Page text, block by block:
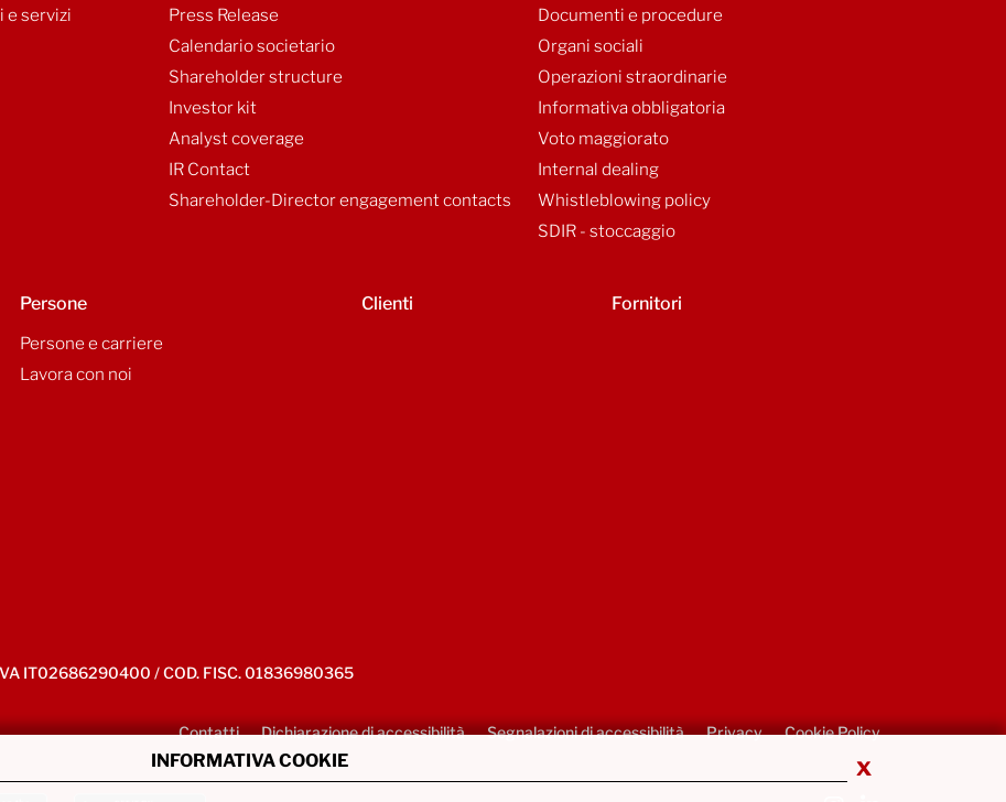
x
INFORMATIVA COOKIE
e servizi
Press Release
Calendario societario
Shareholder structure
Investor kit
Analyst coverage
IR Contact
Shareholder-Director engagement contacts
Documenti e procedure
Organi sociali
Operazioni straordinarie
Informativa obbligatoria
Voto maggiorato
Internal dealing
Whistleblowing policy
SDIR - stoccaggio
Persone
Persone e carriere
Lavora con noi
Clienti Fornitori
IT02686290400 / COD. FISC. 01836980365
Contatti Dichiarazione di accessibilità Segnalazioni di accessibilità Privacy Cookie Policy